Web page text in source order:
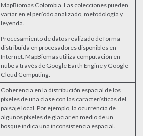
MapBiomas Colombia. Las colecciones pueden
variar en el período analizado, metodología y
leyenda.
Procesamiento de datos realizado de forma
distribuida en procesadores disponibles en
Internet. MapBiomas utiliza computación en
nube a través de Google Earth Engine y Google
Cloud Computing.
Coherencia en la distribución espacial de los
píxeles de una clase con las características del
paisaje local. Por ejemplo, la ocurrencia de
algunos píxeles de glaciar en medio de un
bosque indica una inconsistencia espacial.